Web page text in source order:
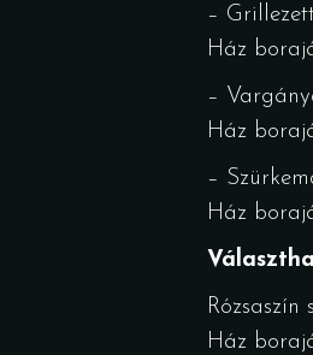
–
Ház
–
Ház
–
Ház
Ház